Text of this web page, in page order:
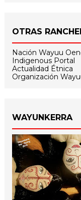
OTRAS
Nación Wayuu
Indigenous Portal
Actualidad Étnica
Organización
WAYUNKERRA